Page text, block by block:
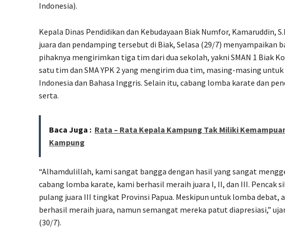
Indonesia).
Kepala Dinas Pendidikan dan Kebudayaan Biak Numfor, Kamaruddin,
juara dan pendamping tersebut di Biak, Selasa (29/7) menyampaikan
pihaknya mengirimkan tiga tim dari dua sekolah, yakni SMAN 1 Biak
satu tim dan SMA YPK 2 yang mengirim dua tim, masing-masing untuk
Indonesia dan Bahasa Inggris. Selain itu, cabang lomba karate dan
serta.
Baca Juga : Rata – Rata Kepala Kampung Tak Miliki
Kampung
“Alhamdulillah, kami sangat bangga dengan hasil yang sangat
cabang lomba karate, kami berhasil meraih juara I, II, dan III. Pencak
pulang juara III tingkat Provinsi Papua. Meskipun untuk lomba debat,
berhasil meraih juara, namun semangat mereka patut diapresiasi,”
(30/7).